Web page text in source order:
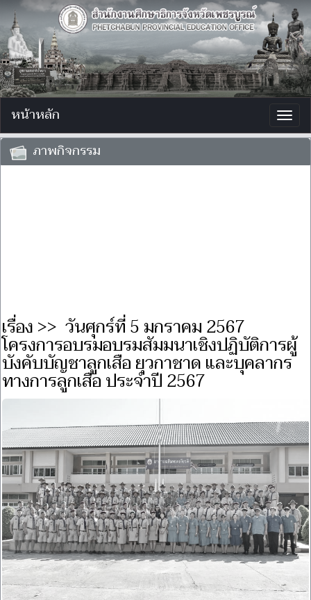
หน้าหลัก
ภาพกิจกรรม
เรื่อง >> วันศุกร์ที่ 5 มกราคม 2567
โครงการอบรมอบรมสัมมนาเชิงปฏิบัติการผู้
บังคับบัญชาลูกเสือ ยุวกาชาด และบุคลากร
ทางการลูกเสือ ประจำปี 2567